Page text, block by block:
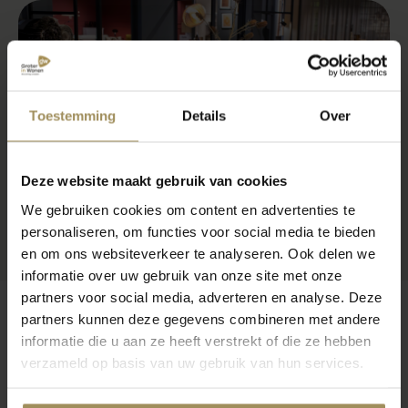
Toestemming Details Over
Deze website maakt gebruik van cookies
We gebruiken cookies om content en advertenties te
personaliseren, om functies voor social media te bieden
en om ons websiteverkeer te analyseren. Ook delen we
informatie over uw gebruik van onze site met onze
partners voor social media, adverteren en analyse. Deze
partners kunnen deze gegevens combineren met andere
informatie die u aan ze heeft verstrekt of die ze hebben
verzameld op basis van uw gebruik van hun services.
Op zoek naar meer inspiratie?